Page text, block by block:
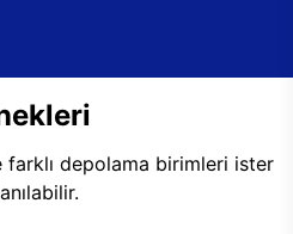
depolama birimleri ister